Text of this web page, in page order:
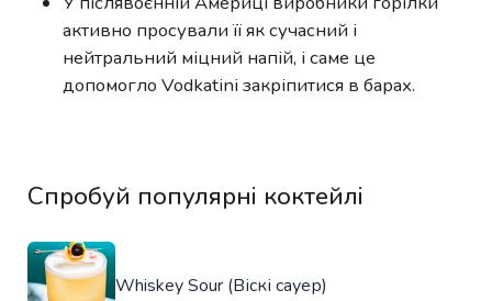
активно просували її як сучасний і
нейтральний міцний напій, і саме це
допомогло Vodkatini закріпитися в барах.
Спробуй популярні коктейлі
Whiskey Sour (Віскі сауер)